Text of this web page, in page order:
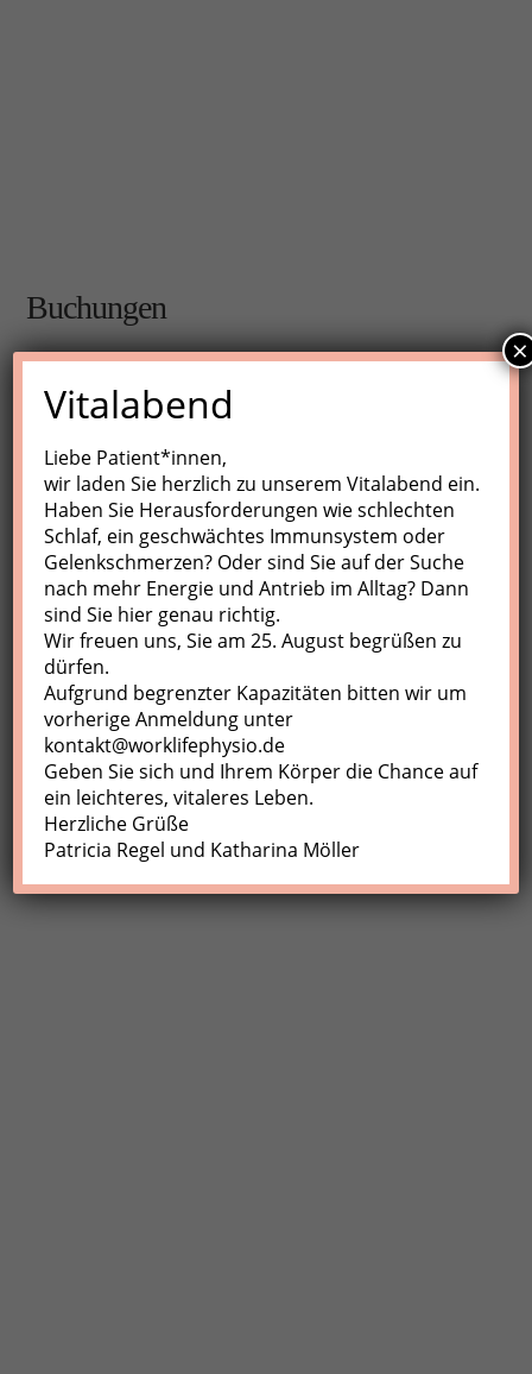
Buchungen
Buchungen sind für diese Veranstaltung nicht mehr
möglich.
Nächste Kurse
Keine Veranstaltungen
Profil
Meine Buchungen
Abmelden
Vitalabend
Liebe Patient*innen,
wir laden Sie herzlich zu unserem Vitalabend ein.
Haben Sie Herausforderungen wie schlechten
Schlaf, ein geschwächtes Immunsystem oder
Gelenkschmerzen? Oder sind Sie auf der Suche
nach mehr Energie und Antrieb im Alltag? Dann
sind Sie hier genau richtig.
Wir freuen uns, Sie am 25. August begrüßen zu
dürfen.
Aufgrund begrenzter Kapazitäten bitten wir um
vorherige Anmeldung unter
kontakt@worklifephysio.de
Geben Sie sich und Ihrem Körper die Chance auf
ein leichteres, vitaleres Leben.
Herzliche Grüße
Patricia Regel und Katharina Möller
×